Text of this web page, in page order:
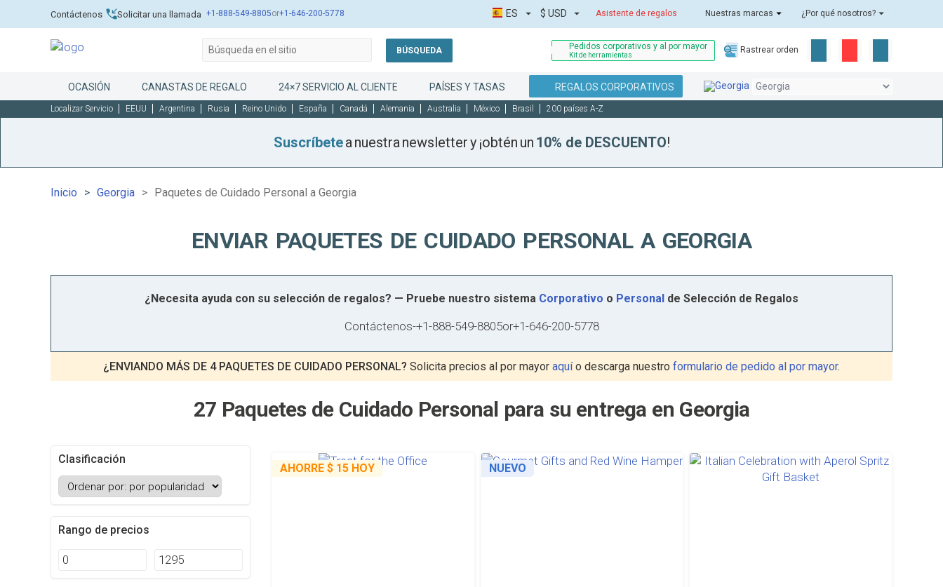
Contáctenos Solicitar una llamada +1-888-549-8805or+1-646-200-5778 Asistente de regalos Nuestras marcas ¿Por qué nosotros?
ES $ USD
BÚSQUEDA Pedidos corporativos y al por mayor
Kit de herramientas
Rastrear orden
OCASIÓN CANASTAS DE REGALO 24×7 SERVICIO AL CLIENTE PAÍSES Y TASAS REGALOS CORPORATIVOS
Localizar Servicio EEUU Argentina Rusia Reino Unido España Canadá Alemania Australia México Brasil 200 países A-Z
Suscríbetea nuestra newsletter y ¡obtén un 10% de DESCUENTO!
Inicio Georgia Paquetes de Cuidado Personal a Georgia
ENVIAR PAQUETES DE CUIDADO PERSONAL A GEORGIA
¿Necesita ayuda con su selección de regalos? — Pruebe nuestro sistema Corporativo o Personal de Selección de Regalos
Contáctenos-+1-888-549-8805or+1-646-200-5778
¿ENVIANDO MÁS DE 4 PAQUETES DE CUIDADO PERSONAL? Solicita precios al por mayor aquío descarga nuestro formulario de pedido al por mayor.
27 Paquetes de Cuidado Personal para su entrega en Georgia
Clasificación
Rango de precios
AHORRE $ 15 HOY NUEVO